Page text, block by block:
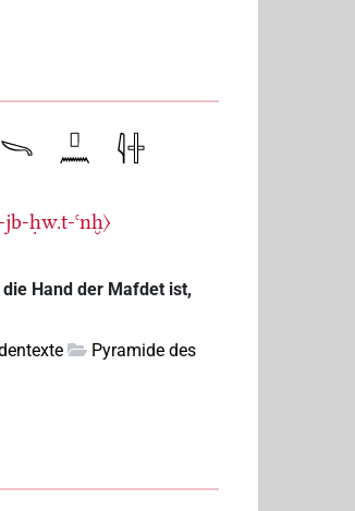
jb-ḥw.t-ꜥnḫ〉
Hand der Mafdet ist,
Pyramide des